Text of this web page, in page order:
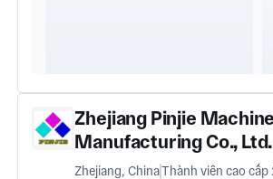
Zhejiang Pinjie
Manufacturing Co., Ltd.
Zhejiang, ChinaThành viên cao cấp